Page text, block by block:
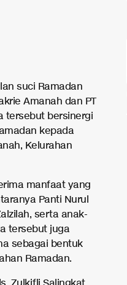
suci Ramadan
Amanah dan PT
tersebut bersinergi
kepada
Kelurahan
manfaat yang
Panti Nurul
serta anak-
tersebut juga
sebagai bentuk
Ramadan.